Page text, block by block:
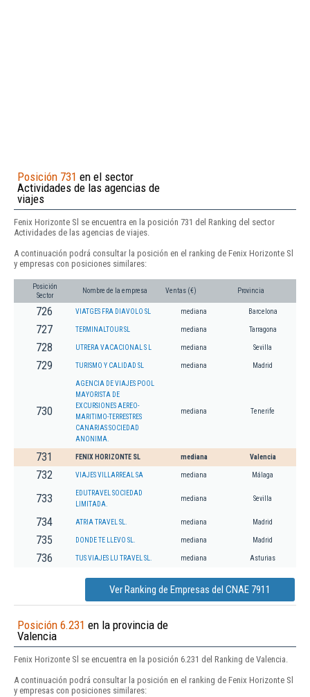
Posición 731 en el sector
Actividades de las agencias de
viajes
Fenix Horizonte Sl se encuentra en la posición 731 del Ranking del sector
Actividades de las agencias de viajes.
A continuación podrá consultar la posición en el ranking de Fenix Horizonte Sl
y empresas con posiciones similares:
Posición
Sector
Nombre de la empresa Ventas (€) Provincia
726 VIATGES FRA DIAVOLO SL mediana Barcelona
727 TERMINALTOUR SL mediana Tarragona
728 UTRERA VACACIONAL S L mediana Sevilla
729 TURISMO Y CALIDAD SL mediana Madrid
730
AGENCIA DE VIAJES POOL
MAYORISTA DE
EXCURSIONES AEREO-
MARITIMO-TERRESTRES
CANARIAS SOCIEDAD
ANONIMA.
mediana Tenerife
731 FENIX HORIZONTE SL mediana Valencia
732 VIAJES VILLARREAL SA mediana Málaga
733
EDUTRAVEL SOCIEDAD
LIMITADA.
mediana Sevilla
734 ATRIA TRAVEL SL. mediana Madrid
735 DONDE TE LLEVO SL. mediana Madrid
736 TUS VIAJES LU TRAVEL SL. mediana Asturias
Ver Ranking de Empresas del CNAE 7911
Posición 6.231 en la provincia de
Valencia
Fenix Horizonte Sl se encuentra en la posición 6.231 del Ranking de Valencia.
A continuación podrá consultar la posición en el ranking de Fenix Horizonte Sl
y empresas con posiciones similares: